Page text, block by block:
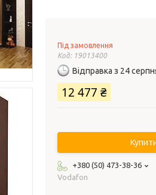
Під замовлення
Код: 19013400
Відправка з 24
12 477 ₴
+380 (50) 473-38-36
Vodafon